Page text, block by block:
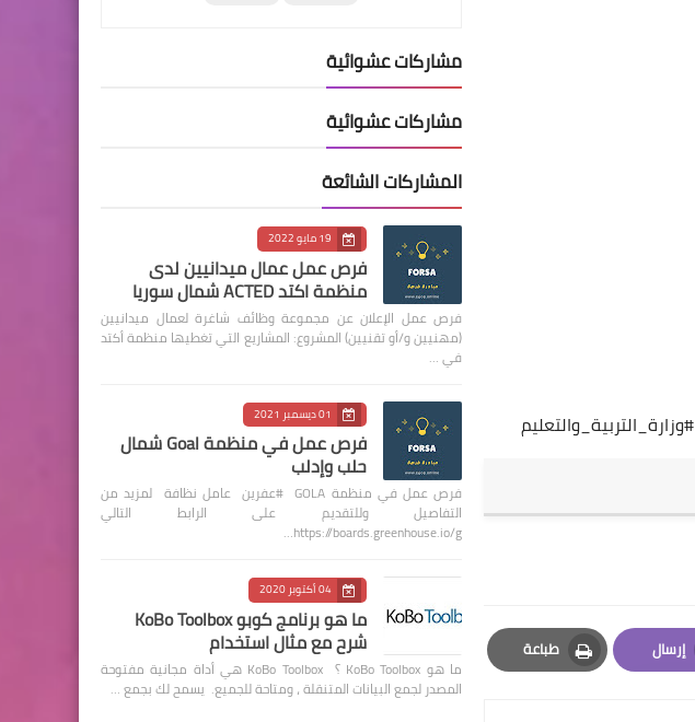
#وزارة_التربية_والتعليم
إرسال
Email
طباعة
Print
مشاركات عشوائية
مشاركات عشوائية
المشاركات الشائعة
19 مايو 2022
فرص عمل عمال ميدانيين لدى
منظمة اكتد ACTED شمال سوريا
فرص عمل الإعلان عن مجموعة وظائف شاغرة لعمال ميدانيين
(مهنيين و/أو تقنيين) المشروع: المشاريع التي تغطيها منظمة أكتد
في …
01 ديسمبر 2021
فرص عمل في منظمة Goal شمال
حلب وإدلب
فرص عمل في منظمة GOLA #عفرين عامل نظافة لمزيد من
التفاصيل وللتقديم على الرابط التالي
https://boards.greenhouse.io/g…
04 أكتوبر 2020
ما هو برنامج كوبو KoBo Toolbox
شرح مع مثال استخدام
ما هو KoBo Toolbox ؟ KoBo Toolbox هي أداة مجانية مفتوحة
المصدر لجمع البيانات المتنقلة ، ومتاحة للجميع. يسمح لك بجمع …